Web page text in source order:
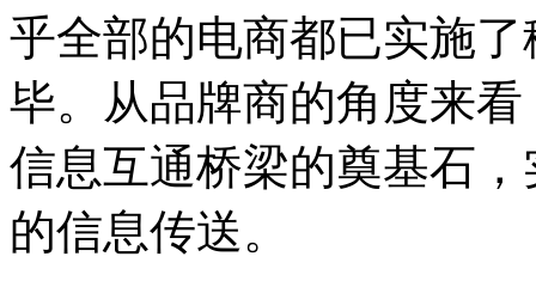
乎全部的电商都已实施
毕。从品牌商的角度来
信息互通桥梁的奠基石
的信息传送。